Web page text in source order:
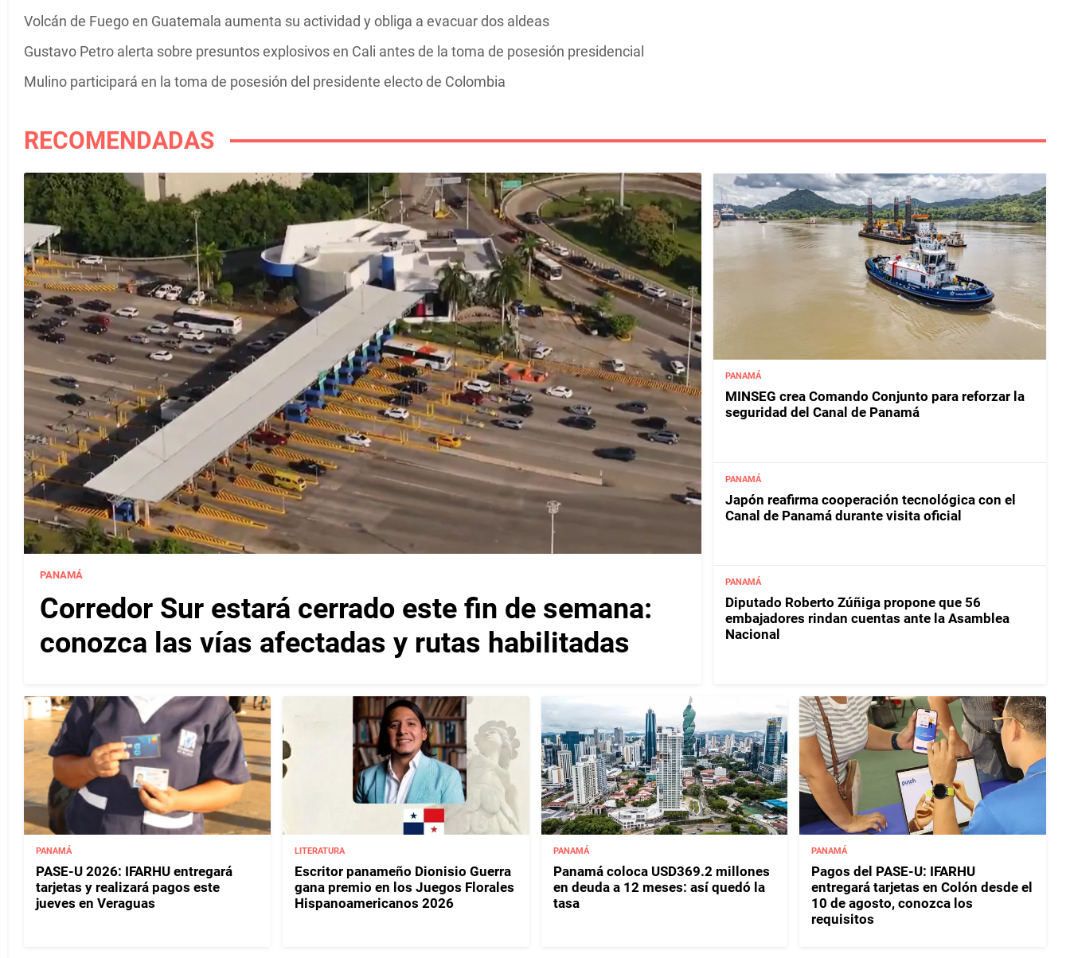
Volcán de Fuego en Guatemala aumenta su actividad y obliga a evacuar dos aldeas
Gustavo Petro alerta sobre presuntos explosivos en Cali antes de la toma de posesión presidencial
Mulino participará en la toma de posesión del presidente electo de Colombia
RECOMENDADAS
PANAMÁ
Corredor Sur estará cerrado este fin de semana:
conozca las vías afectadas y rutas habilitadas
PANAMÁ
MINSEG crea Comando Conjunto para reforzar la
seguridad del Canal de Panamá
PANAMÁ
Japón reafirma cooperación tecnológica con el
Canal de Panamá durante visita oficial
PANAMÁ
Diputado Roberto Zúñiga propone que 56
embajadores rindan cuentas ante la Asamblea
Nacional
PANAMÁ
PASE-U 2026: IFARHU entregará
tarjetas y realizará pagos este
jueves en Veraguas
LITERATURA
Escritor panameño Dionisio Guerra
gana premio en los Juegos Florales
Hispanoamericanos 2026
PANAMÁ
Panamá coloca USD369.2 millones
en deuda a 12 meses: así quedó la
tasa
PANAMÁ
Pagos del PASE-U: IFARHU
entregará tarjetas en Colón desde el
10 de agosto, conozca los
requisitos